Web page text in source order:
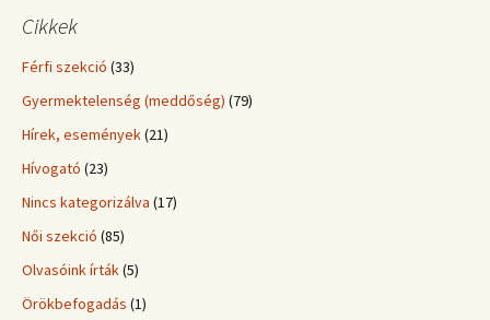
Cikkek
Férfi szekció (33)
Gyermektelenség (meddőség) (79)
Hírek, események(21)
Hívogató (23)
Nincs kategorizálva (17)
Női szekció (85)
Olvasóink írták(5)
Örökbefogadás (1)